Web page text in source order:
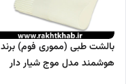
بالشت طبی (مموری فوم) برند
هوشمند مدل موج شیار دار